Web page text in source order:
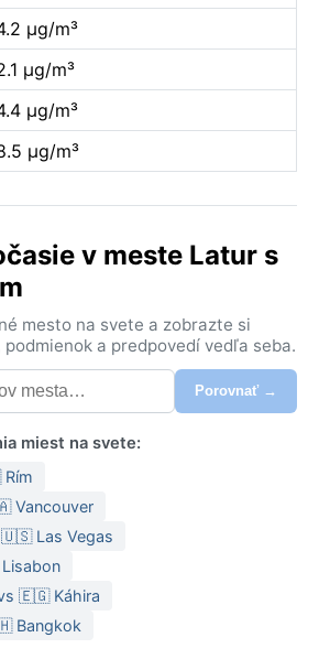
µg/m³
µg/m³
µg/m³
µg/m³
v meste Latur s
mesto na svete a zobrazte si
a predpovedí vedľa seba.
Porovnať →
miest na svete:
Las Vegas
🇪🇬 Káhira
Bangkok